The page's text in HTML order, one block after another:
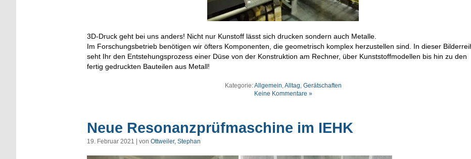
3D-Druck geht bei uns anders! Nicht nur Kunstoff lässt sich drucken sondern auch Metalle.
Im Forschungsbetrieb benötigen wir öfters Komponenten, die geometrisch komplex herzustellen sind. In dieser
seht Ihr den Entstehungsprozess einer Düse von der Konstruktion am Rechner, über Kunststoffmodellen bis hin zu den
fertig gedruckten Bauteilen aus Metall!
Kategorie:Allgemein,Alltag, Gerätschaften
Keine Kommentare »
Neue Resonanzprüfmaschine im IEHK
19. Februar 2021 | von Ottweiler, Stephan